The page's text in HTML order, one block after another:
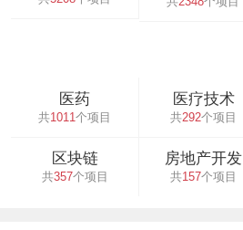
医药
共1011个项目
医疗技术
共292个项目
区块链
共357个项目
房地产开发
共157个项目